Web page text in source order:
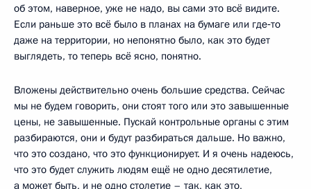
об этом, наверное, уже не надо, вы сами это всё видите.
Если раньше это всё было в планах на бумаге или где‑то
даже на территории, но непонятно было, как это будет
выглядеть, то теперь всё ясно, понятно.
Вложены действительно очень большие средства. Сейчас
мы не будем говорить, они стоят того или это завышенные
цены, не завышенные. Пускай контрольные органы с этим
разбираются, они и будут разбираться дальше. Но важно,
что это создано, что это функционирует. И я очень надеюсь,
что это будет служить людям ещё не одно десятилетие,
а может быть, и не одно столетие – так, как это,